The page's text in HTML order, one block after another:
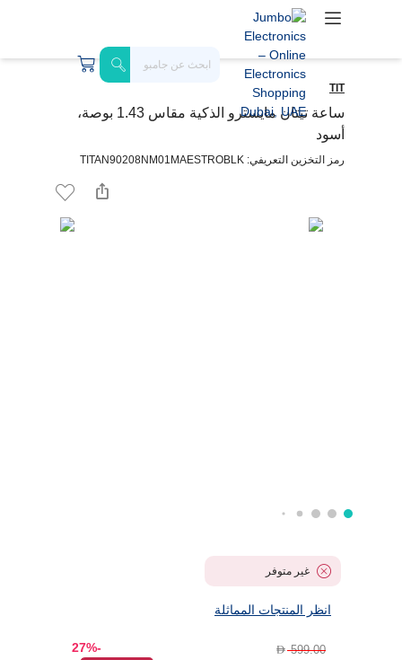
TIT
ساعة تيتان مايسترو الذكية مقاس 1.43 بوصة،
أسود
رمز التخزين التعريفي: TITAN90208NM01MAESTROBLK
غير متوفر
انظر المنتجات المماثلة
D599.00
-27%